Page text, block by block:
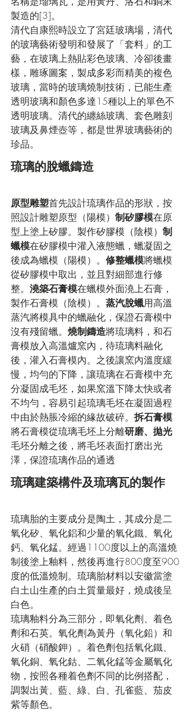
製造的[3]。
清代自康熙時設立了宮廷玻璃場，清代
的玻璃藝術發明和發展了「套料」的工
藝，在玻璃上熱貼彩色玻璃、冷卻後畫
樣，雕琢圖案，製成多彩而精美的複色
玻璃，當時的玻璃燒制技術，已能生產
透明玻璃和顏色多達15種以上的單色不
透明玻璃。清代的纏絲玻璃、套色雕刻
玻璃及鼻煙壺等，都是世界玻璃藝術的
珍品。
琉璃的脫蠟鑄造
原型雕塑首先設計琉璃作品的形狀，按
照設計雕塑原型（陽模） 制矽膠模在原
型上塗上矽膠。製作矽膠模（陰模） 制
蠟模在矽膠模中灌入液態蠟 ，蠟凝固之
後成為蠟模 （陽模）。 修整蠟模將蠟模
從矽膠模中取出，並且對細部進行修
整。 澆築石膏模在蠟模外面澆上石膏 ，
製作石膏模（陰模）。 蒸汽脫蠟用高溫
蒸汽將模具中的蠟融化，保證石膏模中
沒有殘留蠟。 燒制鑄造將琉璃料，和石
膏模放入高溫爐窯內，待琉璃料融化
後，灌入石膏模內。之後讓窯內溫度緩
慢，均勻的下降，讓琉璃在石膏模中充
分凝固成毛坯 ，如果窯溫下降太快或者
不均勻，容易引起琉璃毛坯在凝固過程
中由於熱脹冷縮的緣故破碎。 拆石膏模
將石膏模從琉璃毛坯上分離研磨、拋光
毛坯分離之後，將毛坯表面打磨出光
澤，保證琉璃作品的通透
琉璃建築構件及琉璃瓦的製作
琉璃胎的主要成分是陶土 ，其成分是二
氧化矽、 氧化鋁和少量的氧化鐵、 氧化
鈣、 氧化錳。經過1100度以上的高溫燒
制後塗上釉料 ，然後再進行800度至900
度的低溫燒制。琉璃胎材料以安徽當塗
白土山生產的白土質量最好，燒成後呈
白色。
琉璃釉料分為三部分，即氧化劑、 着色
劑和石英。氧化劑為黃丹（氧化鉛）和
火硝（硝酸鉀）。着色劑包括氧化鐵、
氧化銅、 氧化鈷、 二氧化錳等金屬氧化
物，按照各種着色劑不同的比例搭配，
調製出黃、藍、綠、白、孔雀藍、茄皮
紫等顏色。